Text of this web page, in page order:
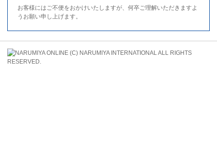
お客様にはご不便をおかけいたしますが、何卒ご理解いただきますよ
うお願い申し上げます。